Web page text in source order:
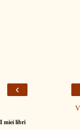
‹
I miei libri